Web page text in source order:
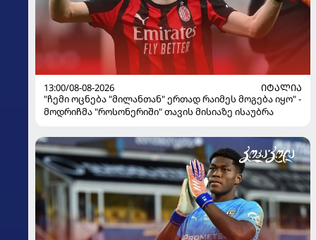
13:00/08-08-2026
ᲘᲢᲐᲚᲘᲐ
"ჩემი ოცნება "მილანთან" ერთად რაიმეს მოგება იყო" -
მოდრიჩმა "როსონერიში" თავის მისიაზე ისაუბრა